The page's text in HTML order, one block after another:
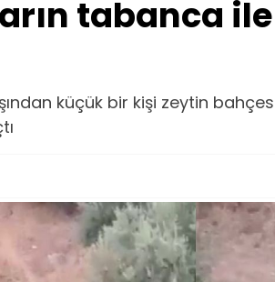
tabanca
küçük bir kişi zeytin